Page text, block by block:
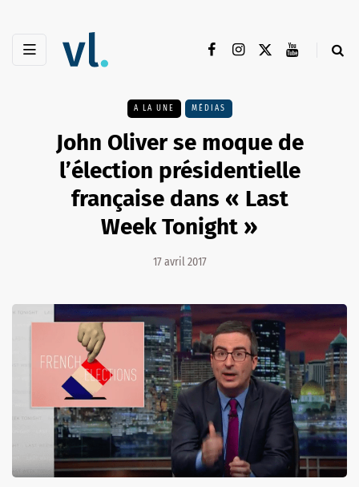
A LA UNE MÉDIAS
John Oliver se moque de
l’élection présidentielle
française dans « Last
Week Tonight »
17 avril 2017